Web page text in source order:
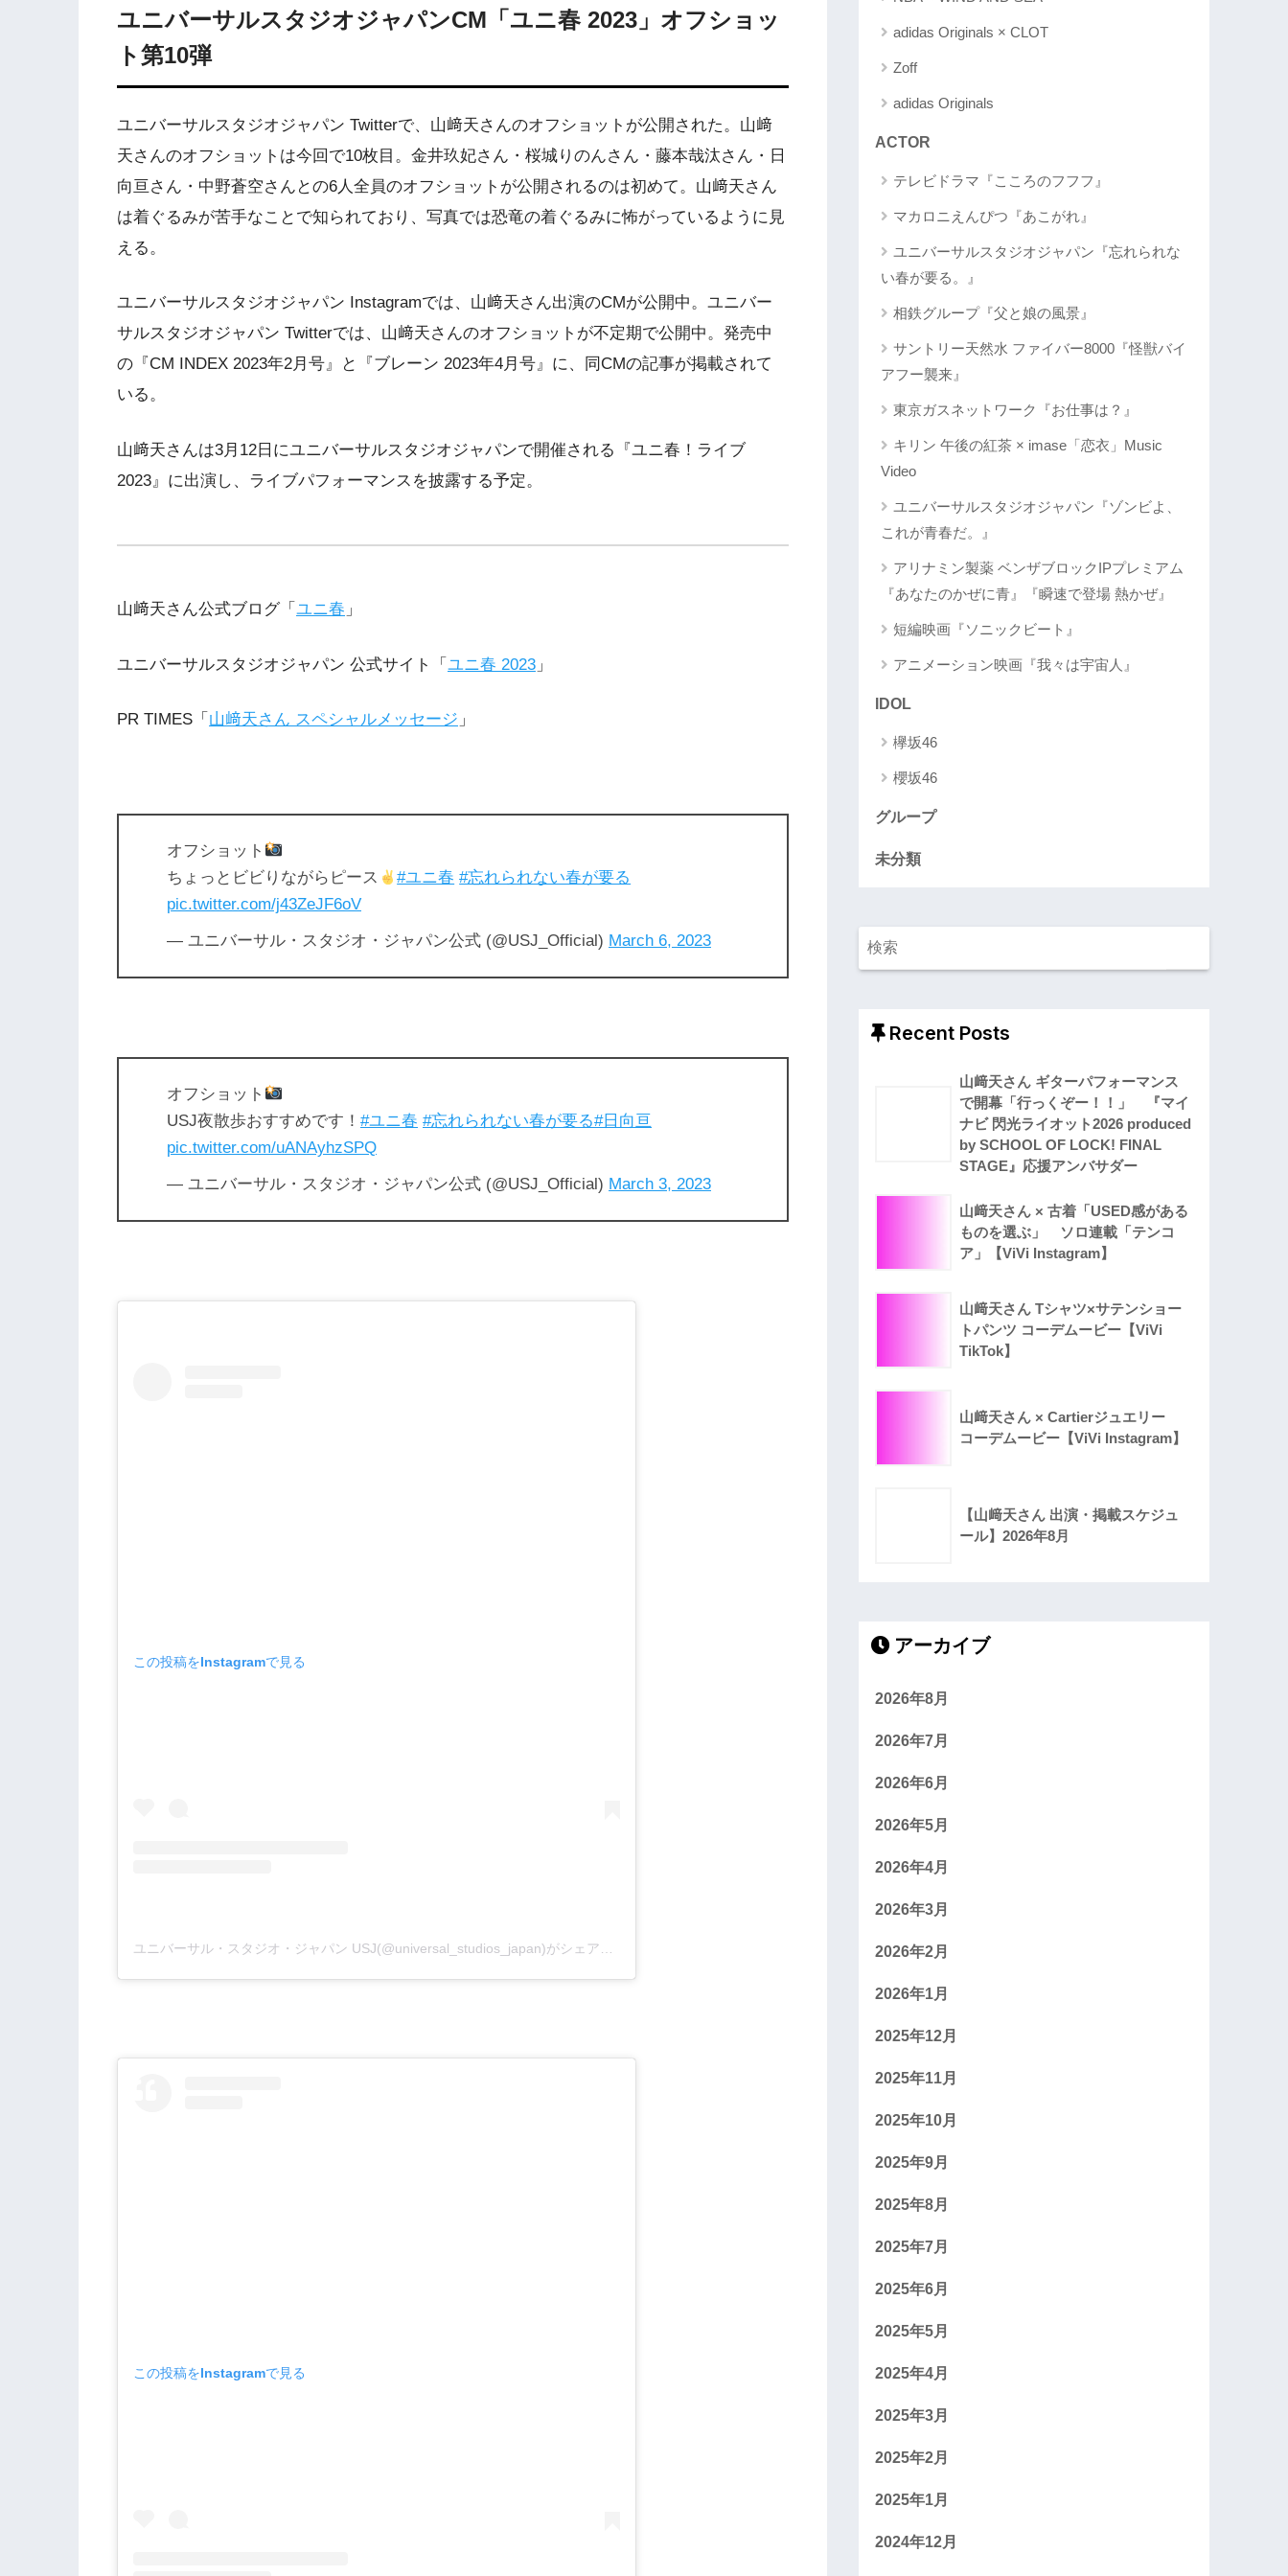
ユニバーサルスタジオジャパンCM「ユニ春 2023」オフショッ
ト第10弾
ユニバーサルスタジオジャパン Twitterで、山﨑天さんのオフショットが公開された。山﨑
天さんのオフショットは今回で10枚目。金井玖妃さん・桜城りのんさん・藤本哉汰さん・日
向亘さん・中野蒼空さんとの6人全員のオフショットが公開されるのは初めて。山﨑天さん
は着ぐるみが苦手なことで知られており、写真では恐竜の着ぐるみに怖がっているように見
える。
ユニバーサルスタジオジャパン Instagramでは、山﨑天さん出演のCMが公開中。ユニバー
サルスタジオジャパン Twitterでは、山﨑天さんのオフショットが不定期で公開中。発売中
の『CM INDEX 2023年2月号』と『ブレーン 2023年4月号』に、同CMの記事が掲載されて
いる。
山﨑天さんは3月12日にユニバーサルスタジオジャパンで開催される『ユニ春！ライブ
2023』に出演し、ライブパフォーマンスを披露する予定。
山﨑天さん公式ブログ「 ユニ春 」
ユニバーサルスタジオジャパン 公式サイト「 ユニ春 2023 」
PR TIMES「 山﨑天さん スペシャルメッセージ 」
オフショット
ちょっとビビりながらピース
#ユニ春 #忘れられない春が要る
pic.twitter.com/j43ZeJF6oV
— ユニバーサル・スタジオ・ジャパン公式 (@USJ_Official) March 6, 2023
オフショット
USJ夜散歩おすすめです！ #ユニ春 #忘れられない春が要る#日向亘
pic.twitter.com/uANAyhzSPQ
— ユニバーサル・スタジオ・ジャパン公式 (@USJ_Official) March 3, 2023
この投稿をInstagramで見る
ユニバーサル・スタジオ・ジャパン USJ(@universal_studios_japan)がシェアした投稿
この投稿をInstagramで見る
adidas Originals × CLOT
Zoff
adidas Originals
ACTOR
テレビドラマ『こころのフフフ』
マカロニえんぴつ『あこがれ』
ユニバーサルスタジオジャパン『忘れられな
い春が要る。』
相鉄グループ『父と娘の風景』
サントリー天然水 ファイバー8000『怪獣バイ
アフー襲来』
東京ガスネットワーク『お仕事は？』
キリン 午後の紅茶 × imase「恋衣」Music
Video
ユニバーサルスタジオジャパン『ゾンビよ、
これが青春だ。』
アリナミン製薬 ベンザブロックIPプレミアム
『あなたのかぜに青』『瞬速で登場 熱かぜ』
短編映画『ソニックビート』
アニメーション映画『我々は宇宙人』
IDOL
欅坂46
櫻坂46
グループ
未分類
Recent Posts
山﨑天さん ギターパフォーマンス
で開幕「行っくぞー！！」 『マイ
ナビ 閃光ライオット2026 produced
by SCHOOL OF LOCK! FINAL
STAGE』応援アンバサダー
山﨑天さん × 古着「USED感がある
ものを選ぶ」 ソロ連載「テンコ
ア」【ViVi Instagram】
山﨑天さん Tシャツ×サテンショー
トパンツ コーデムービー【ViVi
TikTok】
山﨑天さん × Cartierジュエリー
コーデムービー【ViVi Instagram】
【山﨑天さん 出演・掲載スケジュ
ール】2026年8月
アーカイブ
2026年8月
2026年7月
2026年6月
2026年5月
2026年4月
2026年3月
2026年2月
2026年1月
2025年12月
2025年11月
2025年10月
2025年9月
2025年8月
2025年7月
2025年6月
2025年5月
2025年4月
2025年3月
2025年2月
2025年1月
2024年12月